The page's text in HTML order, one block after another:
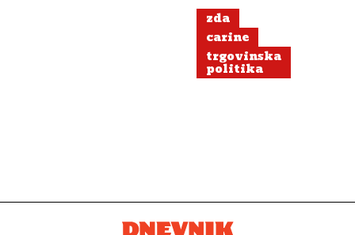
zda
carine
trgovinska
politika